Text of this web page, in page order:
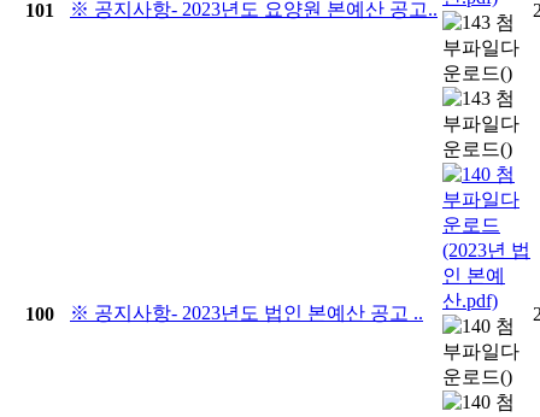
101 ※ 공지사항- 2023년도 요양원 본예산 공고..
100 ※ 공지사항- 2023년도 법인 본예산 공고 ..